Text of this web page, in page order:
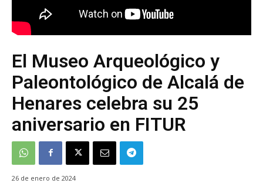
El Museo Arqueológico y
Paleontológico de Alcalá de
Henares celebra su 25
aniversario en FITUR
26 de enero de 2024